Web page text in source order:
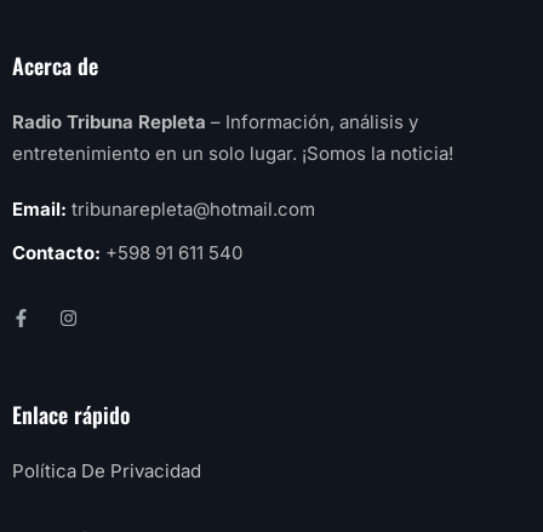
Acerca de
Radio Tribuna Repleta – Información, análisis y
entretenimiento en un solo lugar. ¡Somos la noticia!
Email: tribunarepleta@hotmail.com
Contacto: +598 91 611 540
Enlace rápido
Política De Privacidad